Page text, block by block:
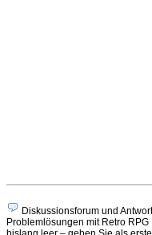
Diskussionsforum und
Problemlösungen mit Retro